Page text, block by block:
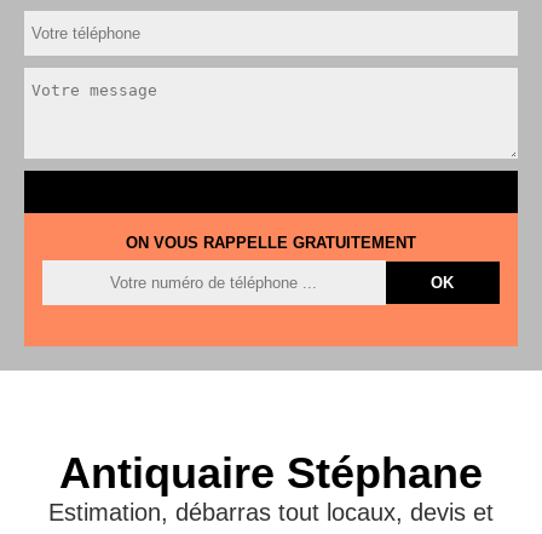
ON VOUS RAPPELLE GRATUITEMENT
Antiquaire Stéphane
Estimation, débarras tout locaux, devis et